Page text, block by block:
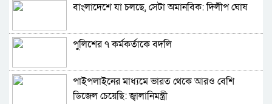
মেসিকে বিশ্বকাপের সেরা ফুটবলার ঘোষণা
বিশ্বকাপের ফাইনালে লাল কার্ড দেখা ফার্নান্দেজের
এবার মেসিদের জন্য দি মারিয়ার বার্তা
বাংলাদেশে যা চলছে, সেটা অমানবিক: দিলীপ ঘোষ
পুলিশের ৭ কর্মকর্তাকে বদলি
পাইপলাইনের মাধ্যমে ভারত থেকে আরও বেশি
ডিজেল চেয়েছি: জ্বালানিমন্ত্রী